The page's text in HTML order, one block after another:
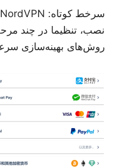
نصب، تنظیما در چند
روش‌های بهینه‌سازی